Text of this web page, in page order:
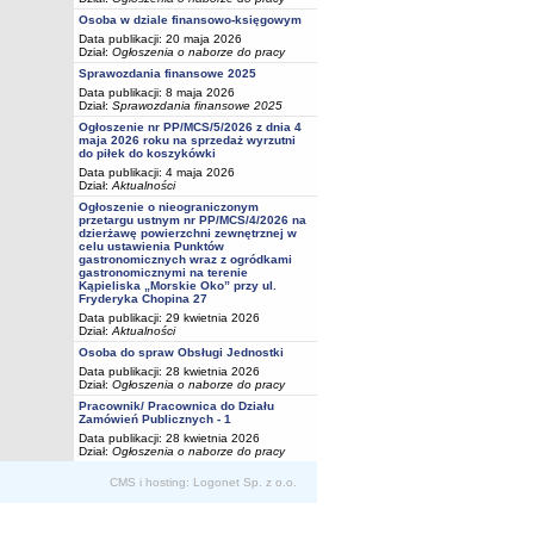
Osoba w dziale finansowo-księgowym
Data publikacji: 20 maja 2026
Dział: Ogłoszenia o naborze do pracy
Sprawozdania finansowe 2025
Data publikacji: 8 maja 2026
Dział: Sprawozdania finansowe 2025
Ogłoszenie nr PP/MCS/5/2026 z dnia 4
maja 2026 roku na sprzedaż wyrzutni
do piłek do koszykówki
Data publikacji: 4 maja 2026
Dział: Aktualności
Ogłoszenie o nieograniczonym
przetargu ustnym nr PP/MCS/4/2026 na
dzierżawę powierzchni zewnętrznej w
celu ustawienia Punktów
gastronomicznych wraz z ogródkami
gastronomicznymi na terenie
Kąpieliska „Morskie Oko” przy ul.
Fryderyka Chopina 27
Data publikacji: 29 kwietnia 2026
Dział: Aktualności
Osoba do spraw Obsługi Jednostki
Data publikacji: 28 kwietnia 2026
Dział: Ogłoszenia o naborze do pracy
Pracownik/ Pracownica do Działu
Zamówień Publicznych - 1
Data publikacji: 28 kwietnia 2026
Dział: Ogłoszenia o naborze do pracy
CMS i hosting: Logonet Sp. z o.o.